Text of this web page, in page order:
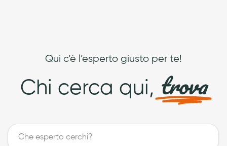
Chi cerca qui, trova
Qui c’è l’esperto giusto per te!